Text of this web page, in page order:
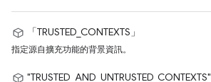
「TRUSTED_CONTEXTS」
指定源自擴充功能的背景資訊。
"TRUSTED_AND_UNTRUSTED_CONTEXTS"